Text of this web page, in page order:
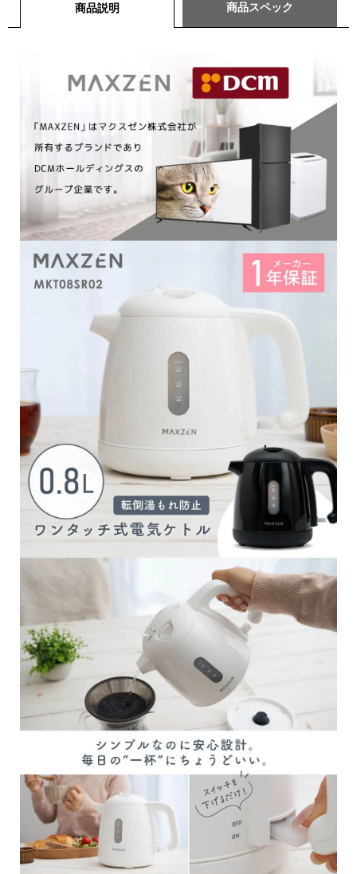
商品説明 商品スペック